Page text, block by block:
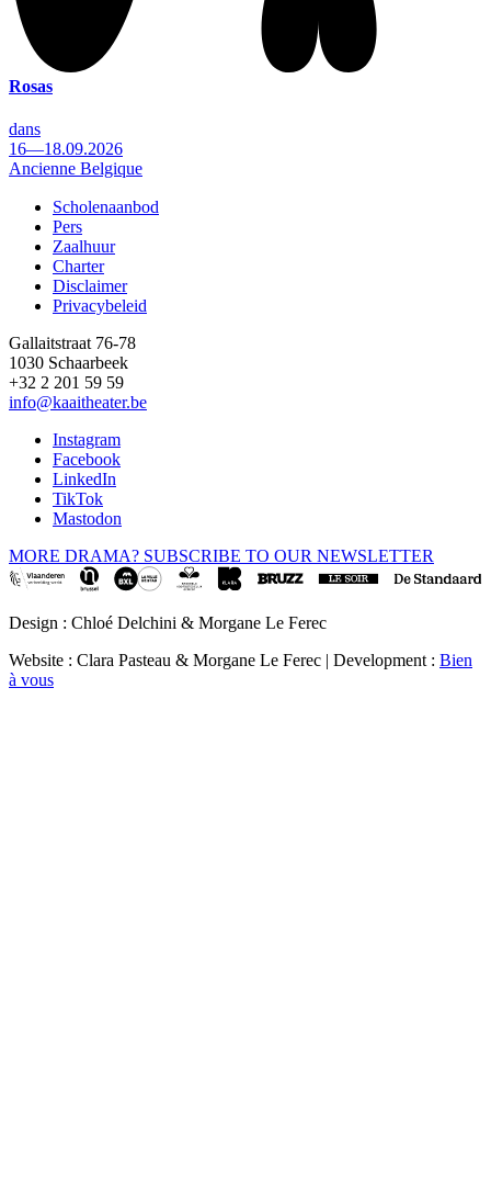
Rosas
dans
16—18.09.2026
Ancienne Belgique
Footer
Scholenaanbod
Pers
Zaalhuur
Charter
Disclaimer
Privacybeleid
Gallaitstraat 76-78
1030 Schaarbeek
+32 2 201 59 59
info@kaaitheater.be
Instagram
Facebook
LinkedIn
TikTok
Mastodon
MORE DRAMA? SUBSCRIBE TO OUR NEWSLETTER
Design : Chloé Delchini & Morgane Le Ferec
Website : Clara Pasteau & Morgane Le Ferec | Development : Bien
à vous